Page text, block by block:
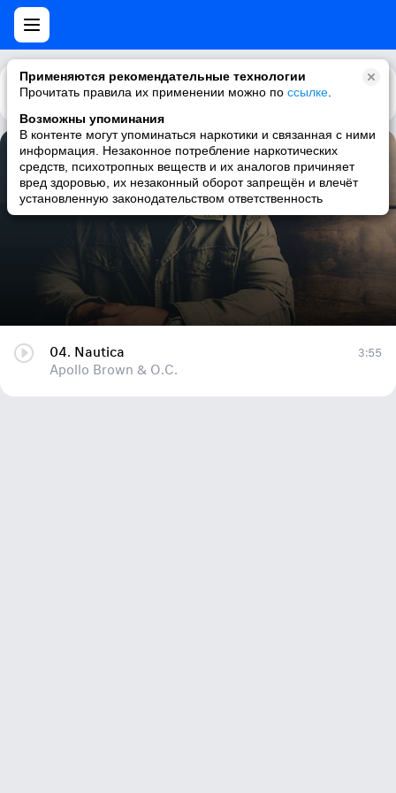
Применяются рекомендательные технологии
Прочитать правила их применении можно по ссылке
Возможны упоминания
В контенте могут упоминаться наркотики и связанная с ними
информация. Незаконное потребление наркотических
средств, психотропных веществ и их аналогов причиняет
вред здоровью, их незаконный оборот запрещён и влечёт
установленную законодательством ответственность
Каталог Рекомендации
04. Nautica
Apollo Brown & O.C.
04. Nautica
Apollo Brown & O.C.
3:55